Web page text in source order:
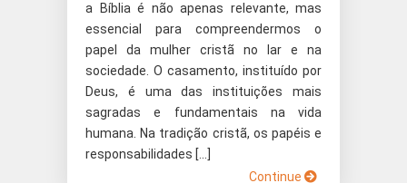
a Bíblia é não apenas relevante, mas
essencial para compreendermos o
papel da mulher cristã no lar e na
sociedade. O casamento, instituído por
Deus, é uma das instituições mais
sagradas e fundamentais na vida
humana. Na tradição cristã, os papéis e
responsabilidades […]
Continue